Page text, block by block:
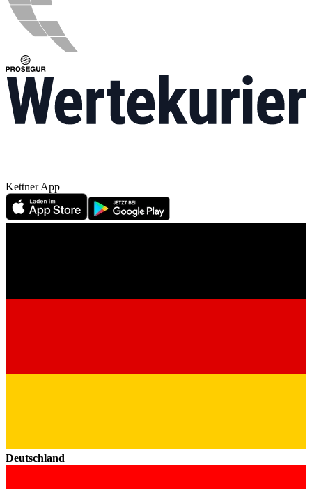
Kettner App
Deutschland